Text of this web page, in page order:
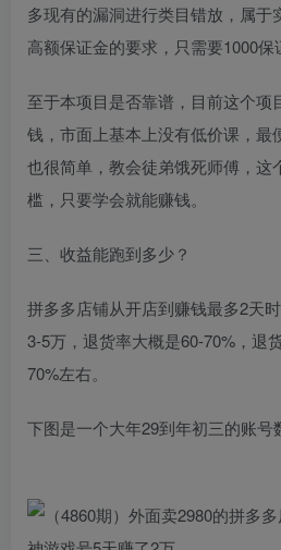
多现有的漏洞进行类目错放，属于
高额保证金的要求，只需要1000保
至于本项目是否靠谱，目前这个项
钱，市面上基本上没有低价课，最
也很简单，教会徒弟饿死师傅，这
槛，只要学会就能赚钱。
三、收益能跑到多少？
拼多多店铺从开店到赚钱最多2天
3-5万，退货率大概是60-70%，退
70%左右。
下图是一个大年29到年初三的账号